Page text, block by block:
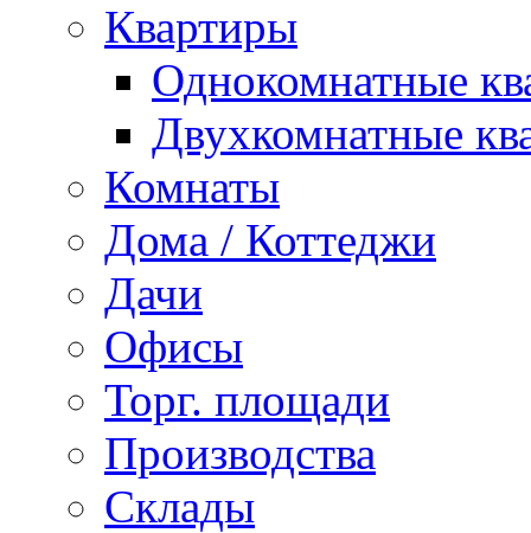
Квартиры
Однокомнатные
Двухкомнатные
Комнаты
Дома / Коттеджи
Дачи
Офисы
Торг. площади
Производства
Склады